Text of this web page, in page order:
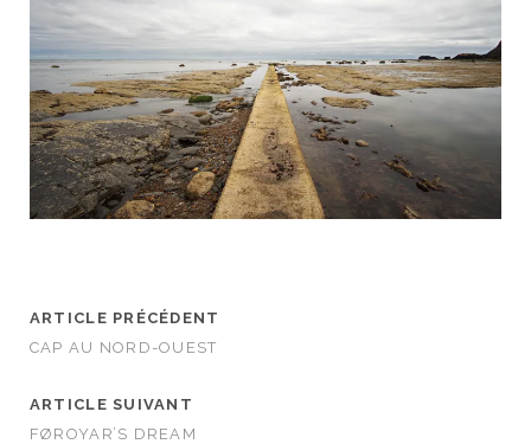
ARTICLE PRÉCÉDENT
CAP AU NORD-OUEST
ARTICLE SUIVANT
FØROYAR’S DREAM